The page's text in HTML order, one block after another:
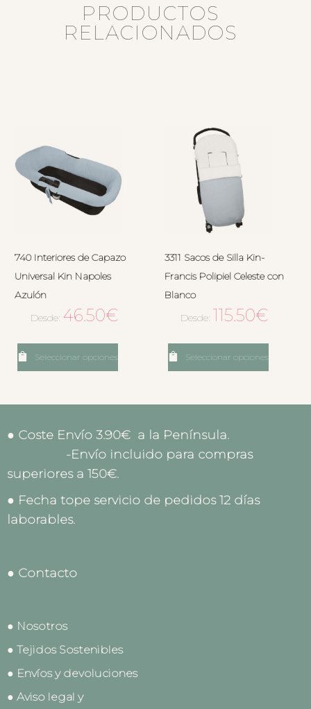
PRODUCTOS
RELACIONADOS
740 Interiores de Capazo
Universal Kin Napoles
Azulón
Desde: 46.50€
Seleccionar opciones
3311 Sacos de Silla Kin-
Francis Polipiel Celeste con
Blanco
Desde: 115.50€
Seleccionar opciones
● Coste Envío 3.90€ a la Península.
-Envío incluido para compras
superiores a 150€.
● Fecha tope servicio de pedidos 12 días
laborables.
● Contacto
● Nosotros
● Tejidos Sostenibles
● Envíos y devoluciones
● Aviso legal y